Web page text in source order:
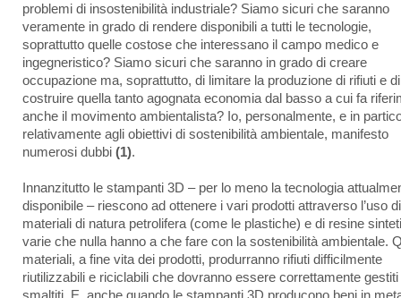
problemi di insostenibilità industriale? Siamo sicuri che saranno
veramente in grado di rendere disponibili a tutti le tecnologie,
soprattutto quelle costose che interessano il campo medico e
ingegneristico? Siamo sicuri che saranno in grado di creare
occupazione ma, soprattutto, di limitare la produzione di rifiuti e di
costruire quella tanto agognata economia dal basso a cui fa
anche il movimento ambientalista? Io, personalmente, e in
relativamente agli obiettivi di sostenibilità ambientale, manifesto
numerosi dubbi (1).
Innanzitutto le stampanti 3D – per lo meno la tecnologia
disponibile – riescono ad ottenere i vari prodotti attraverso l’uso di
materiali di natura petrolifera (come le plastiche) e di resine
varie che nulla hanno a che fare con la sostenibilità ambientale.
materiali, a fine vita dei prodotti, produrranno rifiuti difficilmente
riutilizzabili e riciclabili che dovranno essere correttamente gestiti